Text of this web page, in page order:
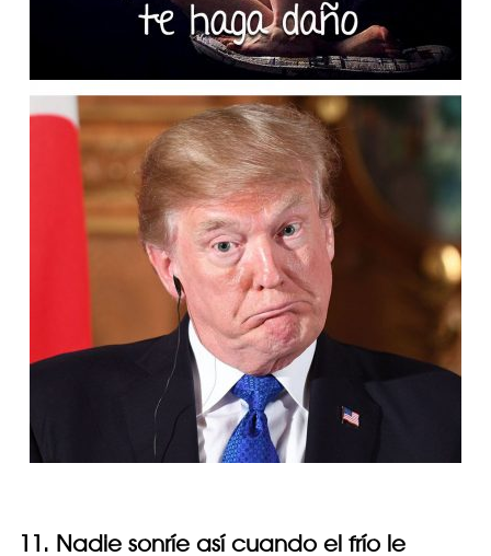
11. Nadie sonríe así cuando el frío le